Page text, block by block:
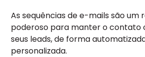
As sequências de e-mails são um
poderoso para manter o contato
seus leads, de forma
personalizada.